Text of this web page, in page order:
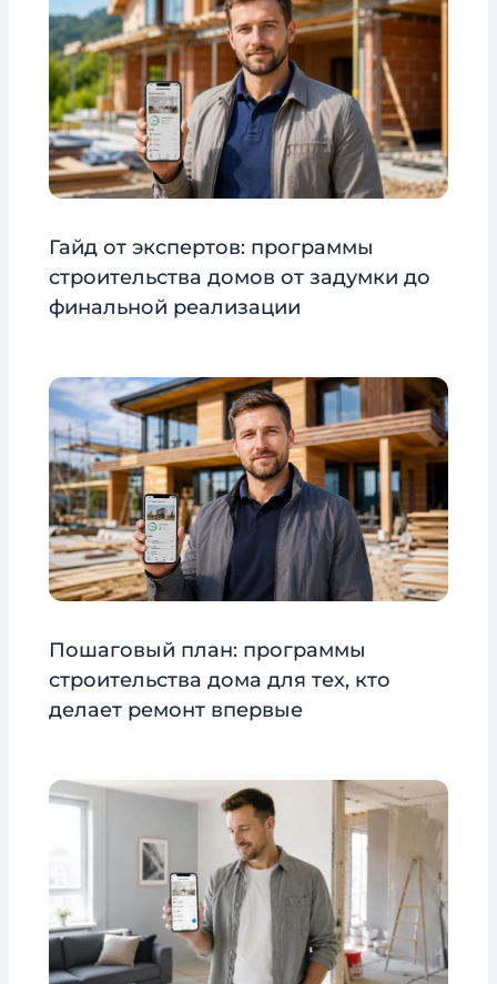
Гайд от экспертов: программы
строительства домов от задумки до
финальной реализации
Пошаговый план: программы
строительства дома для тех, кто
делает ремонт впервые